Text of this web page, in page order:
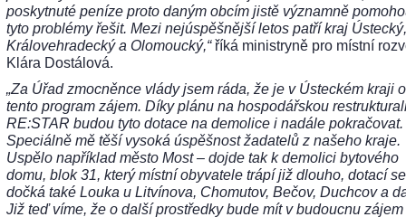
poskytnuté peníze proto daným obcím jistě významně
tyto problémy řešit. Mezi nejúspěšnější letos patří kraj Ústecký,
Královehradecký a Olomoucký,“říká ministryně pro místní
Klára Dostálová.
„Za Úřad zmocněnce vlády jsem ráda, že je v Ústeckém kraji o
tento program zájem. Díky plánu na hospodářskou
RE:STAR budou tyto dotace na demolice i nadále pokračovat.
Speciálně mě těší vysoká úspěšnost žadatelů z našeho kraje.
Uspělo například město Most – dojde tak k demolici bytového
domu, blok 31, který místní obyvatele trápí již dlouho, dotací se
dočká také Louka u Litvínova, Chomutov, Bečov, Duchcov a
Již teď víme, že o další prostředky bude mít v budoucnu zájem